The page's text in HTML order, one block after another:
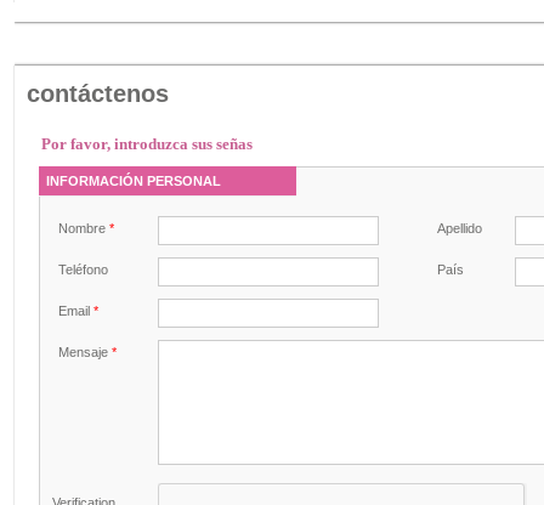
contáctenos
Por favor, introduzca sus señas
INFORMACIÓN PERSONAL
Nombre * Apellido
Teléfono País
Email *
Mensaje *